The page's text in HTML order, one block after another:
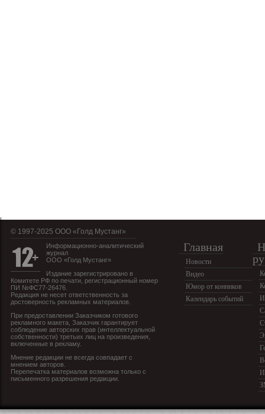
© 1997-2025 OOO «Голд Мустанг»
Информационно-аналитический
журнал
ООО «Голд Мустанг»
Издание зарегистрировано в
Комитете РФ по печати, регистрационный номер
ПИ №ФС77-26476.
Редакция не несет ответственность за
достоверность рекламных материалов.
При предоставлении Заказчиком готового
рекламного макета, Заказчик гарантирует
соблюдение авторских прав (интеллектуальной
собственности) третьих лиц на произведения,
включенные в рекламу.
Мнение редакции не всегда совпадает с
мнением авторов.
Перепечатка материалов возможна только с
письменного разрешения редакции.
Главная
Новости
Видео
Юмор от конников
Календарь событий